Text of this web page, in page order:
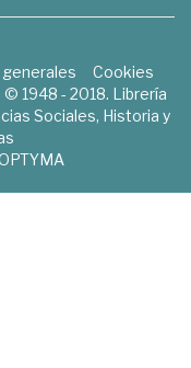
Cookies
1948 - 2018. Librería
Sociales, Historia y